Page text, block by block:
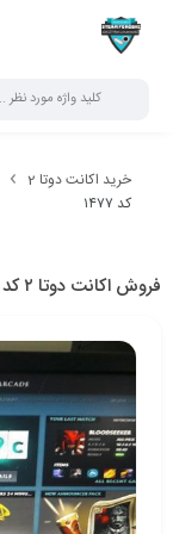
خرید اکانت دوتا 2
کد ۱۴۷۷
فروش اکانت دوتا ۲ کد ۱۴۷۷